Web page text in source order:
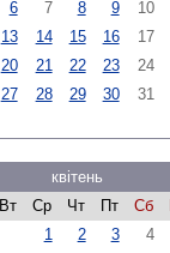
6 7 8 9 10
13 14 15 16 17
20 21 22 23 24
27 28 29 30 31
квітень
Вт Ср Чт Пт Сб
1
2 3 4